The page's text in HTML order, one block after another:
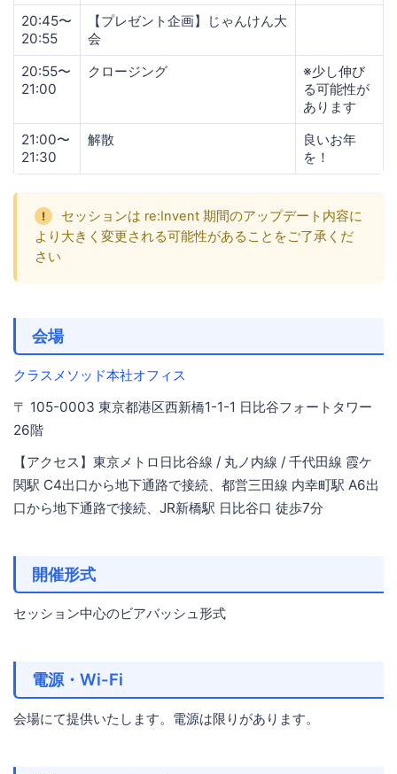
20:45〜
20:55
【プレゼント企画】じゃんけん大
会
20:55〜
21:00
クロージング
※少し伸び
る可能性が
あります
21:00〜
21:30
解散
良いお年
を！
セッションは re:Invent 期間のアップデート内容に
より大きく変更される可能性があることをご了承くだ
さい
会場
クラスメソッド本社オフィス
〒 105-0003 東京都港区西新橋1-1-1 日比谷フォートタワー
26階
【アクセス】東京メトロ日比谷線 / 丸ノ内線 / 千代田線 霞ケ
関駅 C4出口から地下通路で接続、都営三田線 内幸町駅 A6出
口から地下通路で接続、JR新橋駅 日比谷口 徒歩7分
開催形式
セッション中心のビアバッシュ形式
電源・Wi-Fi
会場にて提供いたします。電源は限りがあります。